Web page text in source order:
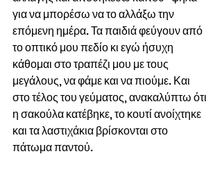
για να μπορέσω να το αλλάξω την
επόμενη ημέρα. Τα παιδιά φεύγουν από
το οπτικό μου πεδίο κι εγώ ήσυχη
κάθομαι στο τραπέζι μου με τους
μεγάλους, να φάμε και να πιούμε. Και
στο τέλος του γεύματος, ανακαλύπτω ότι
η σακούλα κατέβηκε, το κουτί ανοίχτηκε
και τα λαστιχάκια βρίσκονται στο
πάτωμα παντού.